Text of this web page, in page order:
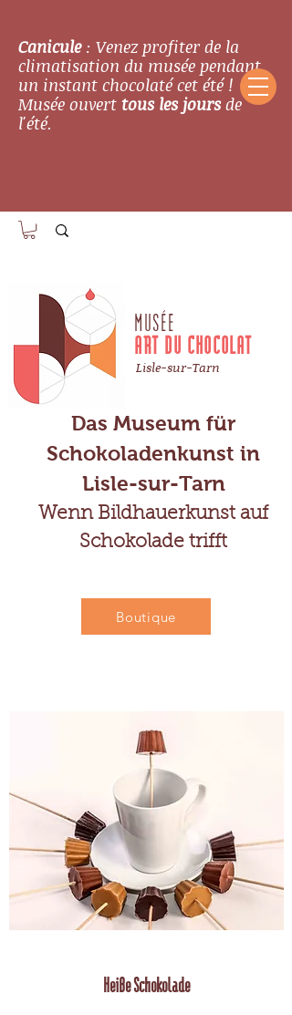
Canicule: Venez profiter de la
climatisation du musée pendant
un instant chocolaté cet été !
Musée ouverttous les joursde
l'été.
Das Museum für
Schokoladenkunst in
Lisle-sur-Tarn
Wenn Bildhauerkunst auf
Schokolade trifft
Lisle-sur-Tarn
MUSÉE
ART DU CHOCOLAT
Boutique
Heiße Schokolade